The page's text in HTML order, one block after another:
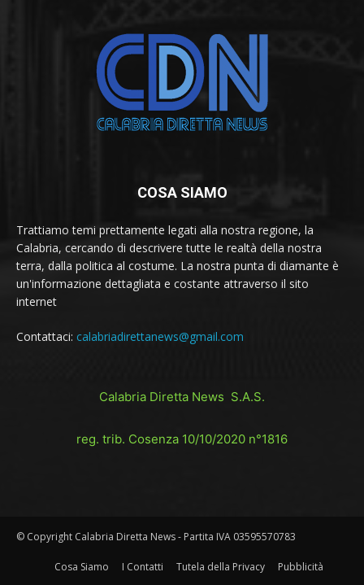
COSA SIAMO
Trattiamo temi prettamente legati alla nostra regione, la
Calabria, cercando di descrivere tutte le realtà della nostra
terra, dalla politica al costume. La nostra punta di diamante è
un'informazione dettagliata e costante attraverso il sito
internet
Contattaci: calabriadirettanews@gmail.com
Calabria Diretta News S.A.S.
reg. trib. Cosenza 10/10/2020 n°1816
© Copyright Calabria Diretta News - Partita IVA 03595570783
Cosa Siamo I Contatti Tutela della Privacy Pubblicità